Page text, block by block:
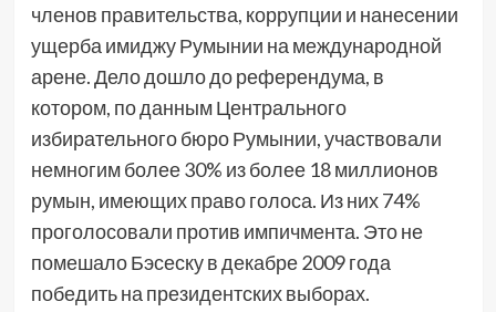
членов правительства, коррупции и нанесении
ущерба имиджу Румынии на международной
арене. Дело дошло до референдума, в
котором, по данным Центрального
избирательного бюро Румынии, участвовали
немногим более 30% из более 18 миллионов
румын, имеющих право голоса. Из них 74%
проголосовали против импичмента. Это не
помешало Бэсеску в декабре 2009 года
победить на президентских выборах.